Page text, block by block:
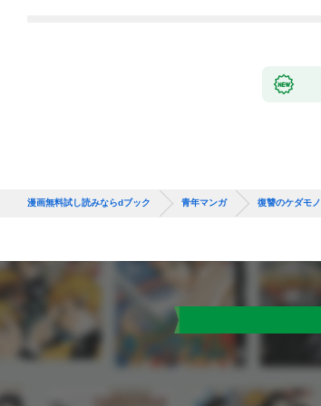
漫画無料試し読みならdブック 青年マンガ 復讐のケダモノ